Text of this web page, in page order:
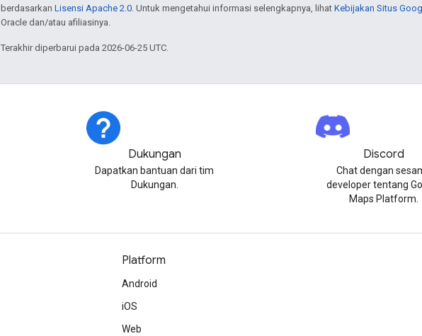
berdasarkan Lisensi Apache 2.0 . Untuk mengetahui informasi selengkapnya, lihat Kebijakan Situs
Oracle dan/atau afiliasinya.
Terakhir diperbarui pada 2026-06-25 UTC.
Dukungan
Dapatkan bantuan dari tim
Dukungan.
Discord
Chat dengan
developer tentang
Maps Platform.
Platform
Android
iOS
Web